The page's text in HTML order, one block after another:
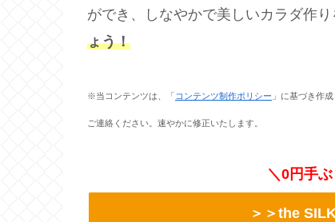
ができ、しなやかで美しいカラダ作
ょう！
※当コンテンツは、「 コンテンツ制作ポリシー 」に基づき作
ご連絡ください。速やかに修正いたします。
＼0円手
＞＞the